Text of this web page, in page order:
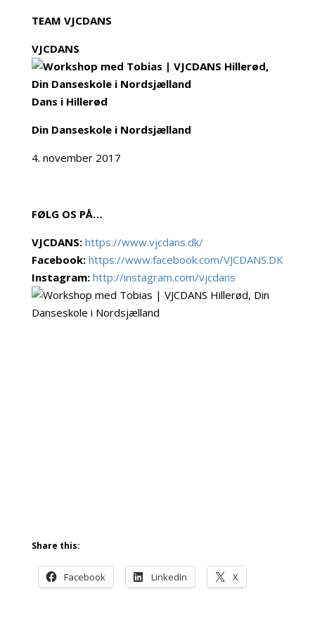
TEAM VJCDANS
VJCDANS
Dans i Hillerød
Din Danseskole i Nordsjælland
4. november 2017
FØLG OS PÅ…
VJCDANS: https://www.vjcdans.dk/
Facebook: https://www.facebook.com/VJCDANS.DK
Instagram: http://instagram.com/vjcdans
Share this:
Facebook LinkedIn X